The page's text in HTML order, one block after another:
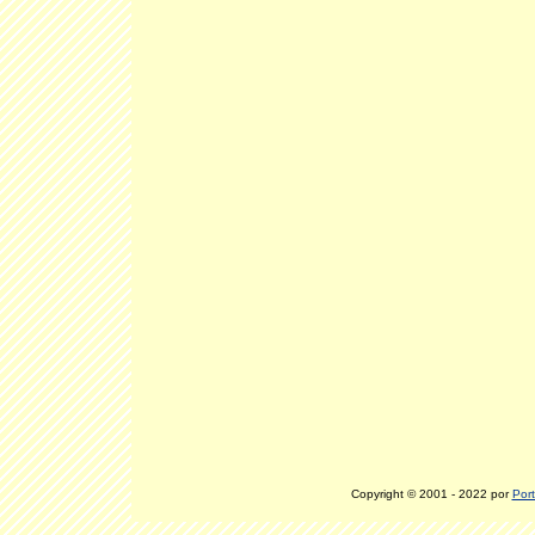
Copyright © 2001 - 2022 por